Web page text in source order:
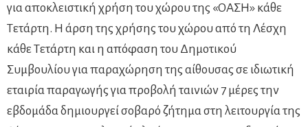
για αποκλειστική χρήση του χώρου της «ΟΑΣΗ» κάθε
Τετάρτη. Η άρση της χρήσης του χώρου από τη Λέσχη
κάθε Τετάρτη και η απόφαση του Δημοτικού
Συμβουλίου για παραχώρηση της αίθουσας σε ιδιωτική
εταιρία παραγωγής για προβολή ταινιών 7 μέρες την
εβδομάδα δημιουργεί σοβαρό ζήτημα στη λειτουργία της